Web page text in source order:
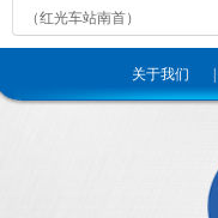
（红光车站南首）
关于我们